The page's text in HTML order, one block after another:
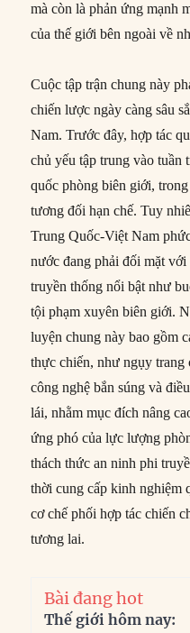
mà còn là phản ứng mạnh
của thế giới bên ngoài về
Cuộc tập trận chung này
chiến lược ngày càng sâu
Nam. Trước đây, hợp tác
chủ yếu tập trung vào tuần
quốc phòng biên giới,
tương đối hạn chế. Tuy
Trung Quốc-Việt Nam
nước đang phải đối mặt
truyền thống nổi bật như
tội phạm xuyên biên giới.
luyện chung này bao gồm
thực chiến, như ngụy trang
công nghệ bắn súng và
lái, nhằm mục đích nâng
ứng phó của lực lượng
thách thức an ninh phi
thời cung cấp kinh nghiệm
cơ chế phối hợp tác chiến
tương lai.
Bài đang hot
Thế giới hôm nay: